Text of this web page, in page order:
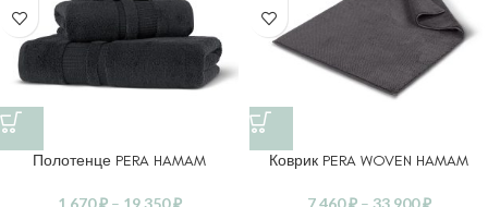
Полотенце PERA HAMAM Коврик PERA WOVEN HAMAM